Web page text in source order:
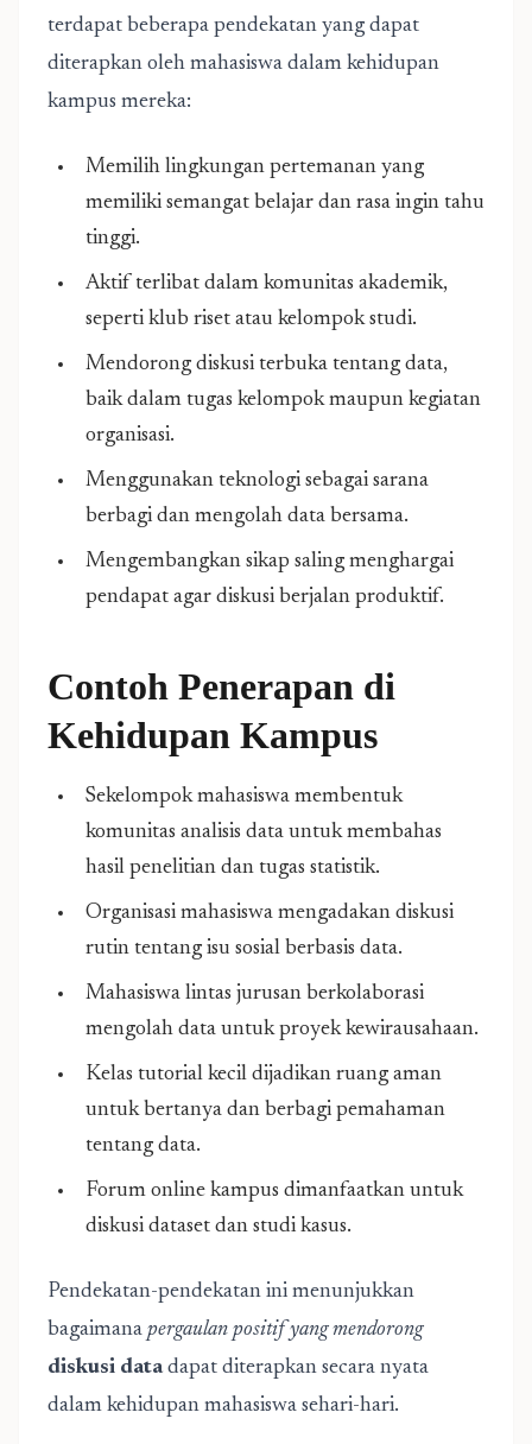
terdapat beberapa pendekatan yang dapat
diterapkan oleh mahasiswa dalam kehidupan
kampus mereka:
Memilih lingkungan pertemanan yang
memiliki semangat belajar dan rasa ingin tahu
tinggi.
Aktif terlibat dalam komunitas akademik,
seperti klub riset atau kelompok studi.
Mendorong diskusi terbuka tentang data,
baik dalam tugas kelompok maupun kegiatan
organisasi.
Menggunakan teknologi sebagai sarana
berbagi dan mengolah data bersama.
Mengembangkan sikap saling menghargai
pendapat agar diskusi berjalan produktif.
Contoh Penerapan di
Kehidupan Kampus
Sekelompok mahasiswa membentuk
komunitas analisis data untuk membahas
hasil penelitian dan tugas statistik.
Organisasi mahasiswa mengadakan diskusi
rutin tentang isu sosial berbasis data.
Mahasiswa lintas jurusan berkolaborasi
mengolah data untuk proyek kewirausahaan.
Kelas tutorial kecil dijadikan ruang aman
untuk bertanya dan berbagi pemahaman
tentang data.
Forum online kampus dimanfaatkan untuk
diskusi dataset dan studi kasus.
Pendekatan-pendekatan ini menunjukkan
bagaimana pergaulan positif yang mendorong
diskusi datadapat diterapkan secara nyata
dalam kehidupan mahasiswa sehari-hari.